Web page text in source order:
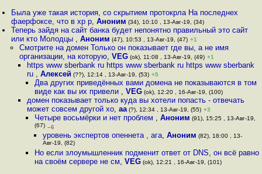
Была уже такая история, со скрытием протокрла На последнех
фаерфоксе, что в хр р,Аноним (34), 10:10 , 13-Авг-19, (34)
Теперь зайдя на сайт банка будет непонятно правильный это сайт
или кто Молодцы ,Аноним (47), 10:53 , 13-Авг-19, (47) +1
Смотрите на домен Только он показывает где вы, а не имя
организации, на которую, VEG(ok), 11:08 , 13-Авг-19, (49) +1
https www sberbank ru https www sbеrbank ru https www sbеrbаnk
ru , Алексей (??), 12:14 , 13-Авг-19, (53) +5
Два других приведённых вами домена не показываются в том
виде как вы их привели ,VEG (ok), 12:20 , 16-Авг-19, (100)
домен показывает только куда вы хотели попасть - отвечать
может совсем другой хо, aa(?), 12:34 , 13-Авг-19, (55) +3
Четыре восьмёрки и нет проблем ,Аноним (91), 15:25 , 13-Авг-19,
(67) –6
уровень экспертов опеннета , ага, Аноним (82), 18:00 , 13-
Авг-19, (82)
Но если злоумышленник подменит ответ от DNS, он всё равно
на своём сервере не см,VEG (ok), 12:21 , 16-Авг-19, (101)